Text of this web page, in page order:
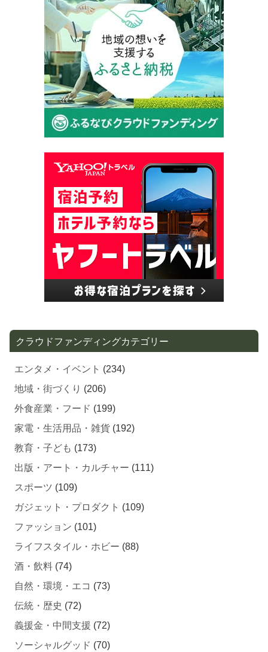
クラウドファンディングカテゴリー
エンタメ・イベント (234)
地域・街づくり (206)
外食産業・フード (199)
家電・生活用品・雑貨 (192)
教育・子ども (173)
出版・アート・カルチャー (111)
スポーツ (109)
ガジェット・プロダクト (109)
ファッション (101)
ライフスタイル・ホビー (88)
酒・飲料 (74)
自然・環境・エコ (73)
伝統・歴史 (72)
義援金・中間支援 (72)
ソーシャルグッド (70)